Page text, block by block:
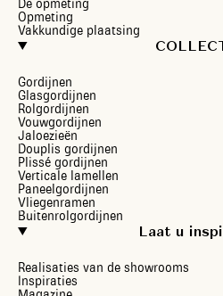
De opmeting
Opmeting
Vakkundige plaatsing
Gordijnen
Glasgordijnen
Rolgordijnen
Vouwgordijnen
Jaloezieën
Douplis gordijnen
Plissé gordijnen
Verticale lamellen
Paneelgordijnen
Vliegenramen
Buitenrolgordijnen
Laat u
Realisaties van de showrooms
Inspiraties